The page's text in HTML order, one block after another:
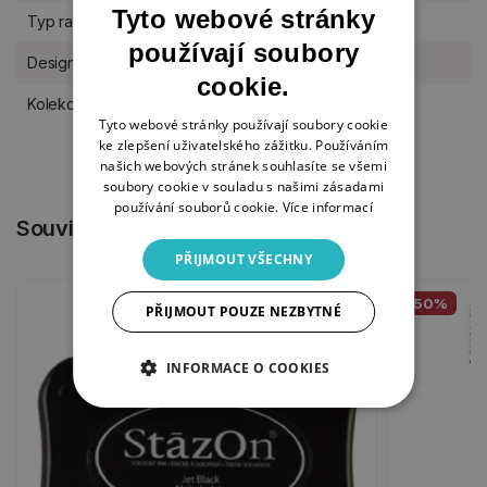
Typ razítka silikonové
Designér Art By Marlene
Kolekce Studio Light
Související produkty
-50%
Tyto webové stránky
používají soubory
cookie.
Tyto webové stránky používají soubory cookie
ke zlepšení uživatelského zážitku. Používáním
našich webových stránek souhlasíte se všemi
soubory cookie v souladu s našimi zásadami
používání souborů cookie. Více informací
PŘIJMOUT VŠECHNY
PŘIJMOUT POUZE NEZBYTNÉ
INFORMACE O COOKIES